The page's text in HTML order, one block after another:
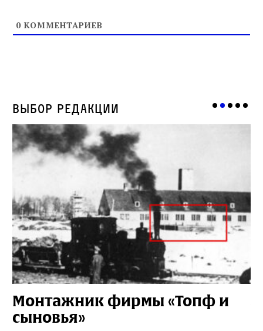
0 КОММЕНТАРИЕВ
Выбор редакции
Монтажник фирмы «Топф и
сыновья»